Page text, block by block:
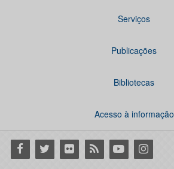
Serviços
Publicações
Bibliotecas
Acesso à informação
Facebook
Twitter Flickr RSS YoutubeInstagram